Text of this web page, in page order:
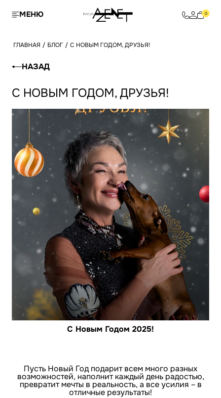
МЕНЮ 0
ГЛАВНАЯ / БЛОГ / С НОВЫМ ГОДОМ, ДРУЗЬЯ!
НАЗАД
С НОВЫМ ГОДОМ, ДРУЗЬЯ!
С Новым Годом 2025!
Пусть Новый Год подарит всем много разных
возможностей, наполнит каждый день радостью,
превратит мечты в реальность, а все усилия – в
отличные результаты!